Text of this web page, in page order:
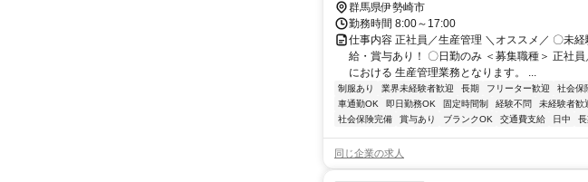
群馬県伊勢崎市
勤務時間 8:00～17:00
仕事内容 正社員／生産管理 ＼オススメ／ 〇未
給・賞与あり！ 〇日勤のみ ＜募集職種＞ 正社
における 生産管理業務となります。 ...
制服あり 業界未経験者歓迎 長期 フリーター歓迎 社会保
車通勤OK
即日勤務OK 固定時間制 経験不問 未経験者歓
社会保険完備
賞与あり ブランクOK 交通費支給 日中
同じ企業の求人